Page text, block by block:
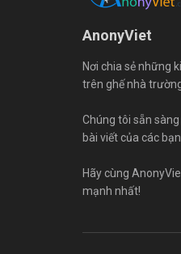
AnonyViet
Nơi chia sẻ những
trên ghế nhà
Chúng tôi sẵn
bài viết của các
Hãy cùng
mạnh nhất!